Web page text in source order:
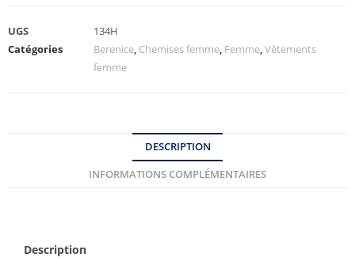
UGS
134H
Catégories
Berenice, Chemises femme, Femme,Vêtements
femme
DESCRIPTION
INFORMATIONS COMPLÉMENTAIRES
Description